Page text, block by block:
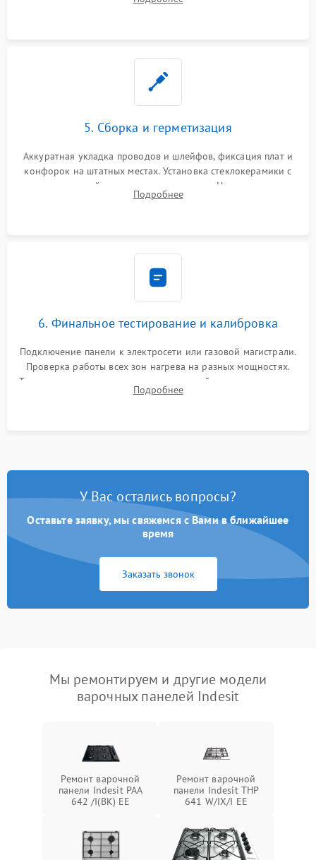
дорожек. Очистка контактов и замена поврежденной
5. Сборка и герметизация
Аккуратная укладка проводов и шлейфов, фиксация плат и
конфорок на штатных местах. Установка стеклокерамики с
проверкой равномерности зазоров. Нанесение
термостойкого герметика или укладка уплотнительной
Подробнее
6. Финальное тестирование и калибровка
Подключение панели к электросети или газовой магистрали.
Проверка работы всех зон нагрева на разных мощностях.
Тестирование сенсорного управления, таймера, индикаторов
остаточного тепла и систем защиты от перегрева.
Подробнее
У Вас остались вопросы?
Оставьте заявку, мы свяжемся с Вами в ближайшее
время
Заказать звонок
Мы ремонтируем и другие модели
варочных панелей Indesit
Ремонт варочной
панели Indesit PAA
642 /I(BK) EE
Ремонт варочной
панели Indesit THP
641 W/IX/I EE